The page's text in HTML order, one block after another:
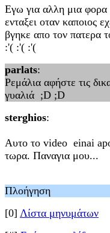
Eγω για αλλη μια
ενταξει οταν καποιος
βγηκε απο τον πατερα
:'( :'( :'(
parlats:
Ρεμάλια αφήστε τις
γυαλιά ;D ;D
sterghios:
Αυτο το video einai
τωρα. Παναγια μου...
Πλοήγηση
[0] Λίστα μηνυμάτων